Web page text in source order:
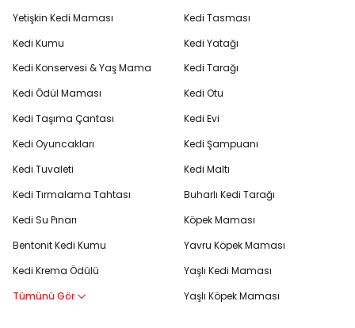
Yetişkin Kedi Maması
Kedi Kumu
Kedi Konservesi & Yaş Mama
Kedi Ödül Maması
Kedi Taşıma Çantası
Kedi Oyuncakları
Kedi Tuvaleti
Kedi Tırmalama Tahtası
Kedi Su Pınarı
Bentonit Kedi Kumu
Kedi Krema Ödülü
Tümünü Gör
Kedi Tasması
Kedi Yatağı
Kedi Tarağı
Kedi Otu
Kedi Evi
Kedi Şampuanı
Kedi Maltı
Buharlı Kedi Tarağı
Köpek Maması
Yavru Köpek Maması
Yaşlı Kedi Maması
Yaşlı Köpek Maması